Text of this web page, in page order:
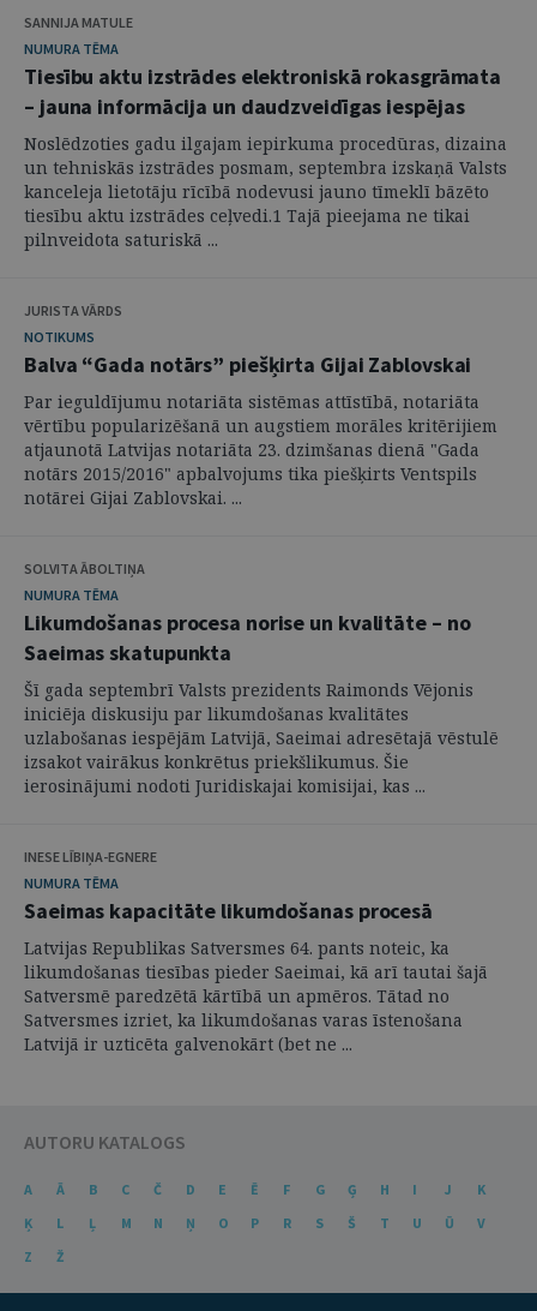
SANNIJA MATULE
NUMURA TĒMA
Tiesību aktu izstrādes elektroniskā rokasgrāmata
– jauna informācija un daudzveidīgas iespējas
Noslēdzoties gadu ilgajam iepirkuma procedūras, dizaina
un tehniskās izstrādes posmam, septembra izskaņā Valsts
kanceleja lietotāju rīcībā nodevusi jauno tīmeklī bāzēto
tiesību aktu izstrādes ceļvedi.1 Tajā pieejama ne tikai
pilnveidota saturiskā ...
JURISTA VĀRDS
NOTIKUMS
Balva “Gada notārs” piešķirta Gijai Zablovskai
Par ieguldījumu notariāta sistēmas attīstībā, notariāta
vērtību popularizēšanā un augstiem morāles kritērijiem
atjaunotā Latvijas notariāta 23. dzimšanas dienā "Gada
notārs 2015/2016" apbalvojums tika piešķirts Ventspils
notārei Gijai Zablovskai. ...
SOLVITA ĀBOLTIŅA
NUMURA TĒMA
Likumdošanas procesa norise un kvalitāte – no
Saeimas skatupunkta
Šī gada septembrī Valsts prezidents Raimonds Vējonis
iniciēja diskusiju par likumdošanas kvalitātes
uzlabošanas iespējām Latvijā, Saeimai adresētajā vēstulē
izsakot vairākus konkrētus priekšlikumus. Šie
ierosinājumi nodoti Juridiskajai komisijai, kas ...
INESE LĪBIŅA-EGNERE
NUMURA TĒMA
Saeimas kapacitāte likumdošanas procesā
Latvijas Republikas Satversmes 64. pants noteic, ka
likumdošanas tiesības pieder Saeimai, kā arī tautai šajā
Satversmē paredzētā kārtībā un apmēros. Tātad no
Satversmes izriet, ka likumdošanas varas īstenošana
Latvijā ir uzticēta galvenokārt (bet ne ...
AUTORU KATALOGS
A Ā B C Č D E Ē F G Ģ H I J
K
Ķ
L Ļ M N Ņ O P R S Š T U Ū
V
Z
Ž